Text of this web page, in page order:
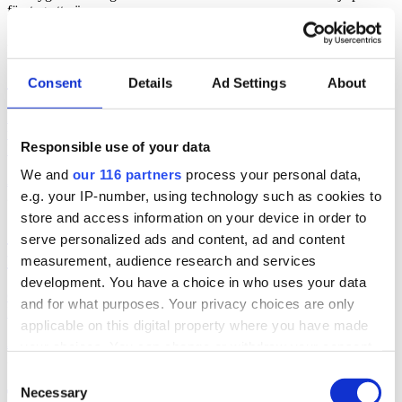
Consent Details Ad Settings About
Responsible use of your data
We and our 116 partners process your personal data,
e.g. your IP-number, using technology such as cookies to
store and access information on your device in order to
serve personalized ads and content, ad and content
measurement, audience research and services
development. You have a choice in who uses your data
and for what purposes. Your privacy choices are only
applicable on this digital property where you have made
the Privacy trigger icon.
Selection
Necessary
företag att växa.
2 miljoner i vinst per anställd hos Lumo
kronor.
Affärerlobbying pr
2026-08-06, 06:06
Geelmuyden Kiese ökar – men vänder till
förlust
Geelmuyden Kiese fusionerade under 2025 in förvärven Wikberg &
Frisk och Hoc och ökade intäkterna men vände till en förlust.
Tyskland lyfter Ingo – men fortsatta